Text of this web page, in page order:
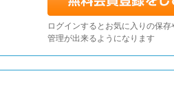
ログインするとお気に入りの保
管理が出来るようになります